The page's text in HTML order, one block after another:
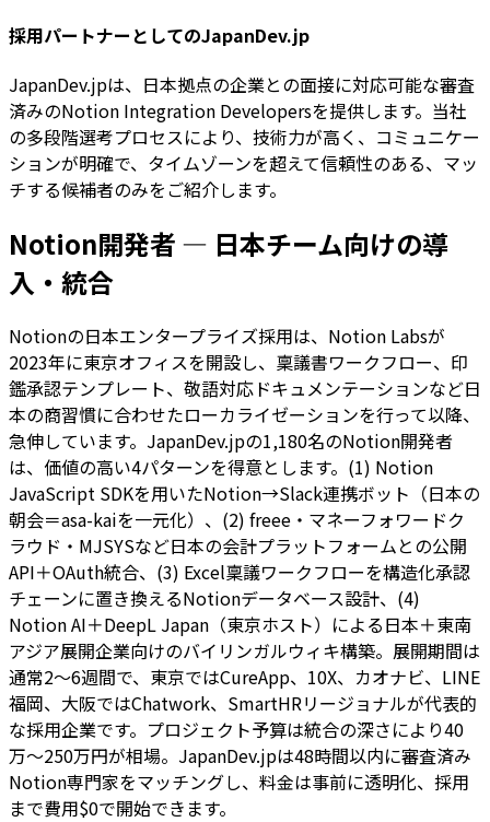
採用パートナーとしてのJapanDev.jp
JapanDev.jpは、日本拠点の企業との面接に対応可能な審査
済みのNotion Integration Developersを提供します。当社
の多段階選考プロセスにより、技術力が高く、コミュニケー
ションが明確で、タイムゾーンを超えて信頼性のある、マッ
チする候補者のみをご紹介します。
Notion開発者 — 日本チーム向けの導
入・統合
Notionの日本エンタープライズ採用は、Notion Labsが
2023年に東京オフィスを開設し、稟議書ワークフロー、印
鑑承認テンプレート、敬語対応ドキュメンテーションなど日
本の商習慣に合わせたローカライゼーションを行って以降、
急伸しています。JapanDev.jpの1,180名のNotion開発者
は、価値の高い4パターンを得意とします。(1) Notion
JavaScript SDKを用いたNotion→Slack連携ボット（日本の
朝会＝asa-kaiを一元化）、(2) freee・マネーフォワードク
ラウド・MJSYSなど日本の会計プラットフォームとの公開
API＋OAuth統合、(3) Excel稟議ワークフローを構造化承認
チェーンに置き換えるNotionデータベース設計、(4)
Notion AI＋DeepL Japan（東京ホスト）による日本＋東南
アジア展開企業向けのバイリンガルウィキ構築。展開期間は
通常2〜6週間で、東京ではCureApp、10X、カオナビ、LINE
福岡、大阪ではChatwork、SmartHRリージョナルが代表的
な採用企業です。プロジェクト予算は統合の深さにより40
万〜250万円が相場。JapanDev.jpは48時間以内に審査済み
Notion専門家をマッチングし、料金は事前に透明化、採用
まで費用$0で開始できます。